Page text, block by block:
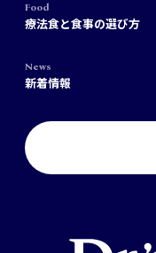
Food
療法食と食事の選び方
News
新着情報